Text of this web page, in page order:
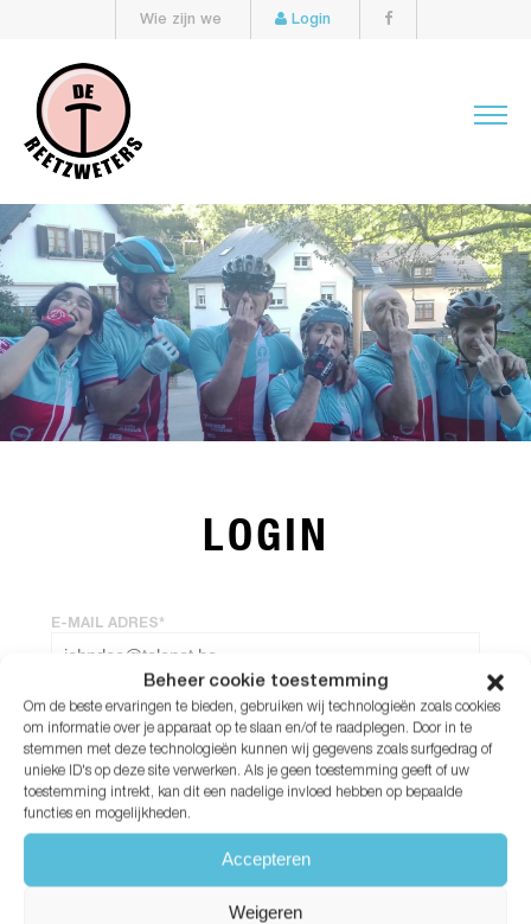
Beheer cookie toestemming
Om de beste ervaringen te bieden, gebruiken wij technologieën zoals cookies
om informatie over je apparaat op te slaan en/of te raadplegen. Door in te
stemmen met deze technologieën kunnen wij gegevens zoals surfgedrag of
unieke ID's op deze site verwerken. Als je geen toestemming geeft of uw
toestemming intrekt, kan dit een nadelige invloed hebben op bepaalde
functies en mogelijkheden.
Accepteren
Weigeren
Wie zijn we Login
LOGIN
E-MAIL ADRES*
WACHTWOORD*
Wachtwoord vergeten?